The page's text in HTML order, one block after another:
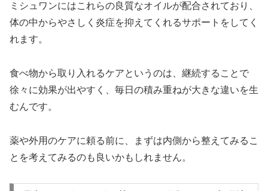
ミシュワンにはこれらの良質なオイルが配合されており、
体の中からやさしく炎症を抑えてくれるサポートをしてく
れます。
食べ物から取り入れるケアというのは、継続することで
徐々に効果が出やすく、毎日の積み重ねが大きな違いを生
むんです。
薬や外用のケアに頼る前に、まずは内側から整えてみるこ
とを考えてみるのも良いかもしれません。